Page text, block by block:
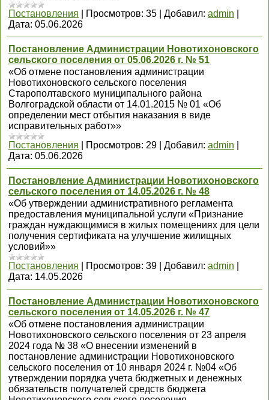
Постановления
Просмотров: 35 Добавил: admin
Дата: 05.06.2026
Постановление Администрации Новотихоновского
сельского поселения от 05.06.2026 г. № 51
«Об отмене постановления администрации
Новотихоновского сельского поселения
Старополтавского муниципального района
Волгоградской области от 14.01.2015 № 01 «Об
определении мест отбытия наказания в виде
исправительных работ»»
Постановления
Просмотров: 29 Добавил: admin
Дата: 05.06.2026
Постановление Администрации Новотихоновского
сельского поселения от 14.05.2026 г. № 48
«Об утверждении административного регламента
предоставления муниципальной услуги «Признание
граждан нуждающимися в жилых помещениях для цели
получения сертификата на улучшение жилищных
условий»»
Постановления
Просмотров: 39 Добавил: admin
Дата: 14.05.2026
Постановление Администрации Новотихоновского
сельского поселения от 14.05.2026 г. № 47
«Об отмене постановления администрации
Новотихоновского сельского поселения от 23 апреля
2024 года № 38 «О внесении изменений в
постановление администрации Новотихоновского
сельского поселения от 10 января 2024 г. №04 «Об
утверждении порядка учета бюджетных и денежных
обязательств получателей средств бюджета